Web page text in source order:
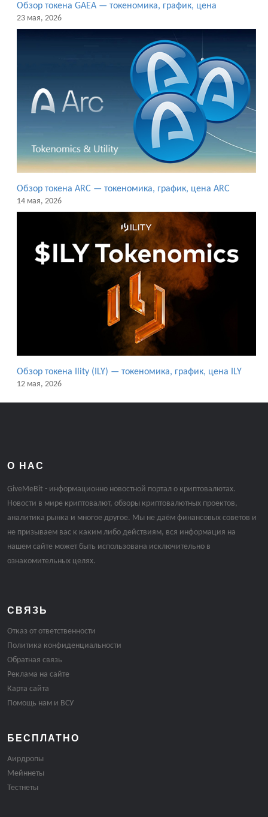
Обзор токена GAEA — токеномика, график, цена
23 мая, 2026
Обзор токена ARC — токеномика, график, цена ARC
14 мая, 2026
Обзор токена Ility (ILY) — токеномика, график, цена ILY
12 мая, 2026
О НАС
GiveMeBit - информационно новостной портал о криптовалютах.
Новости в мире криптовалют, обзоры криптовалютных проектов,
аналитика рынка и многое другое. Мы не даём финансовых советов и
не призываем вас к каким либо действиям, вся информация на
нашем сайте может быть использована исключительно в
ознакомительных целях.
СВЯЗЬ
Отказ от ответственности
Политика конфиденциальности
Обратная связь
Реклама на сайте
Карта сайта
Помощь нам и ВСУ
БЕСПЛАТНО
Аирдропы
Мейннеты
Тестнеты